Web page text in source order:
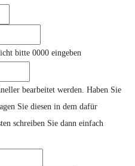
bitte 0000 eingeben
bearbeitet werden. Haben Sie
Sie diesen in dem dafür
schreiben Sie dann einfach